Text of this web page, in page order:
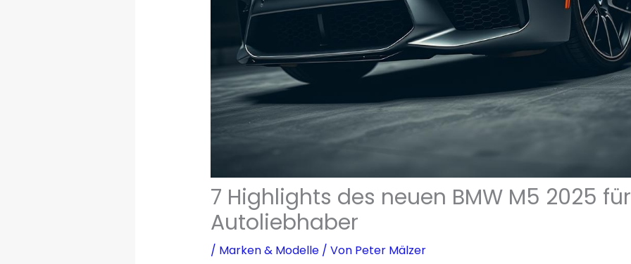
7 Highlights des neuen BMW M5 2025 für
Autoliebhaber
/ Marken & Modelle/ Von Peter Mälzer